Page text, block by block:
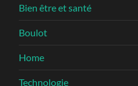
Bien être et santé
Boulot
Home
Technologie